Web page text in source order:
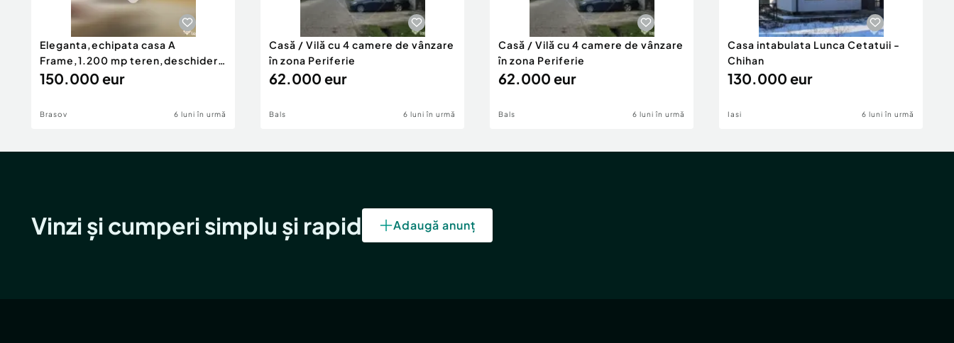
Eleganta,echipata casa A
Frame,1.200 mp teren,deschidere
Pia
150.000 eur
Brasov 6 luni în urmă
Casă / Vilă cu 4 camere de vânzare
în zona Periferie
62.000 eur
Bals 6 luni în urmă
Casă / Vilă cu 4 camere de vânzare
în zona Periferie
62.000 eur
Bals 6 luni în urmă
Casa intabulata Lunca Cetatuii -
Chihan
130.000 eur
Iasi 6 luni în urmă
Vinzi și cumperi simplu și rapid Adaugă anunț